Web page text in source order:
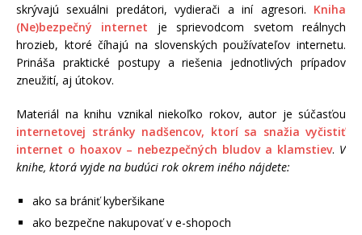
skrývajú sexuálni predátori, vydierači a iní agresori. Kniha
(Ne)bezpečný internet je sprievodcom svetom reálnych
hrozieb, ktoré číhajú na slovenských používateľov internetu.
Prináša praktické postupy a riešenia jednotlivých prípadov
zneužití, aj útokov.
Materiál na knihu vznikal niekoľko rokov, autor je súčasťou
internetovej stránky nadšencov, ktorí sa snažia vyčistiť
internet o hoaxov – nebezpečných bludov a klamstiev. V
knihe, ktorá vyjde na budúci rok okrem iného nájdete:
ako sa brániť kyberšikane
ako bezpečne nakupovať v e-shopoch